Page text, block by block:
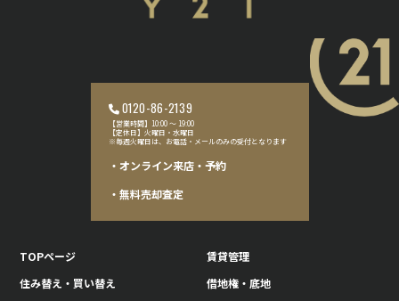
0120-86-2139
【営業時間】10:00 〜 19:00
【定休日】火曜日・水曜日
※毎週火曜日は、お電話・メールのみの受付となります
・オンライン来店・予約
・無料売却査定
TOPページ
住み替え・買い替え
賃貸管理
借地権・底地